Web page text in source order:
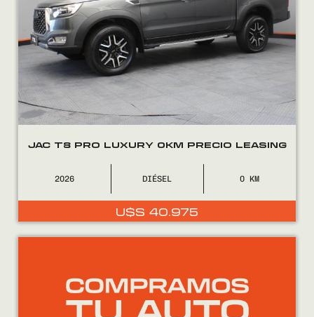
JAC T8 PRO LUXURY 0KM PRECIO LEASING
2026 DIÉSEL 0
U$S 40.975